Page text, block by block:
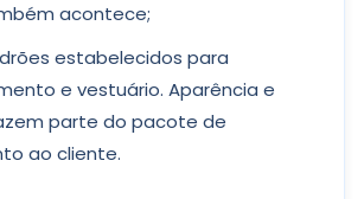
acontece;
estabelecidos para
e vestuário. Aparência e
parte do pacote de
ao cliente.